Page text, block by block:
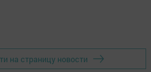
на страницу новости